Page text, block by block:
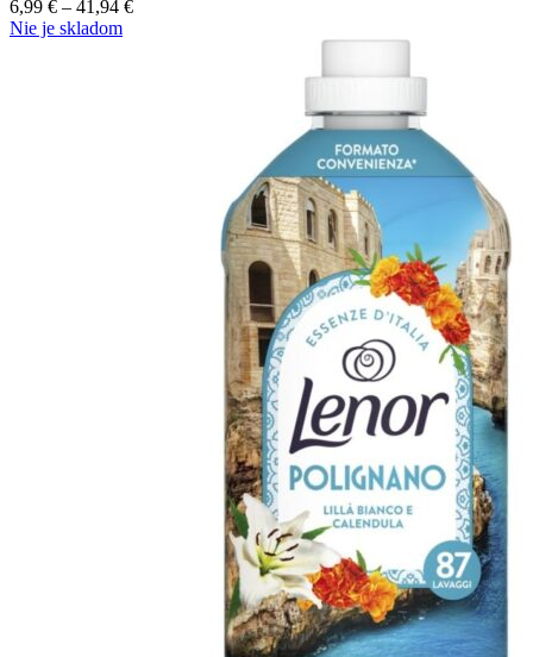
6,99 € – 41,94 €
Nie je skladom